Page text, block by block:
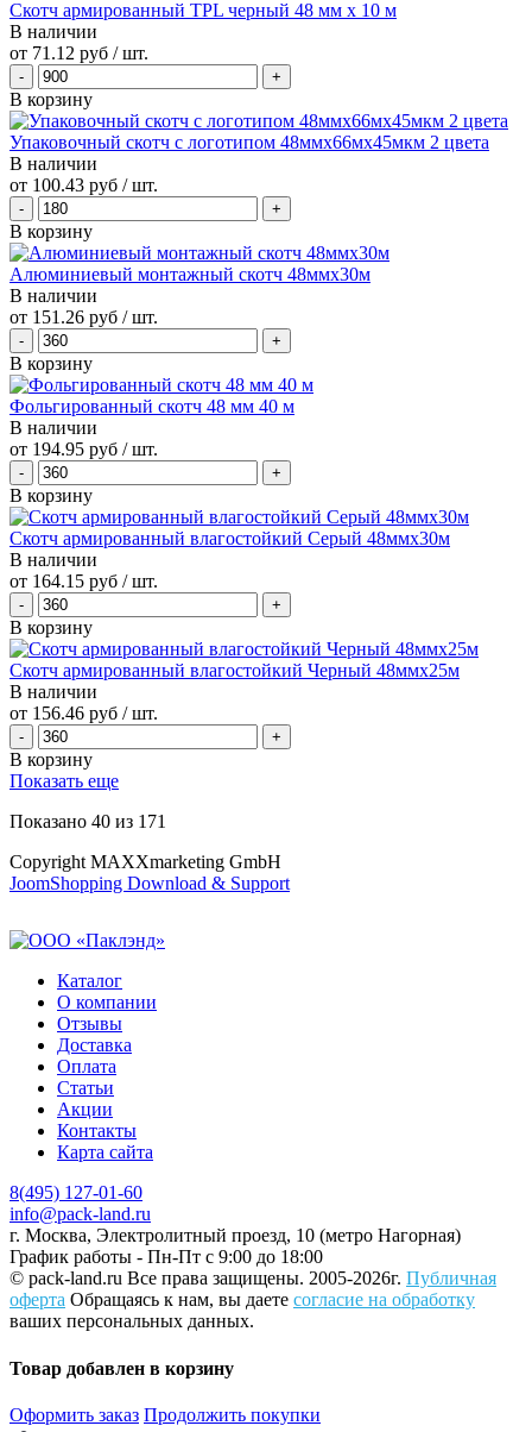
Скотч армированный TPL черный 48 мм х 10 м
В наличии
от 71.12 руб / шт.
В корзину
Упаковочный скотч с логотипом 48ммx66мx45мкм 2 цвета
В наличии
от 100.43 руб / шт.
В корзину
Алюминиевый монтажный скотч 48ммх30м
В наличии
от 151.26 руб / шт.
В корзину
Фольгированный скотч 48 мм 40 м
В наличии
от 194.95 руб / шт.
В корзину
Скотч армированный влагостойкий Серый 48ммх30м
В наличии
от 164.15 руб / шт.
В корзину
Скотч армированный влагостойкий Черный 48ммх25м
В наличии
от 156.46 руб / шт.
В корзину
Показать еще
Показано 40 из 171
Copyright MAXXmarketing GmbH
JoomShopping Download & Support
Каталог
О компании
Отзывы
Доставка
Оплата
Статьи
Акции
Контакты
Карта сайта
8(495) 127-01-60
info@pack-land.ru
г. Москва, Электролитный проезд, 10 (метро Нагорная)
График работы - Пн-Пт с 9:00 до 18:00
© pack-land.ru Все права защищены. 2005-2026г. Публичная
оферта Обращаясь к нам, вы даете согласие на обработку
ваших персональных данных.
Товар добавлен в корзину
Оформить заказ Продолжить покупки